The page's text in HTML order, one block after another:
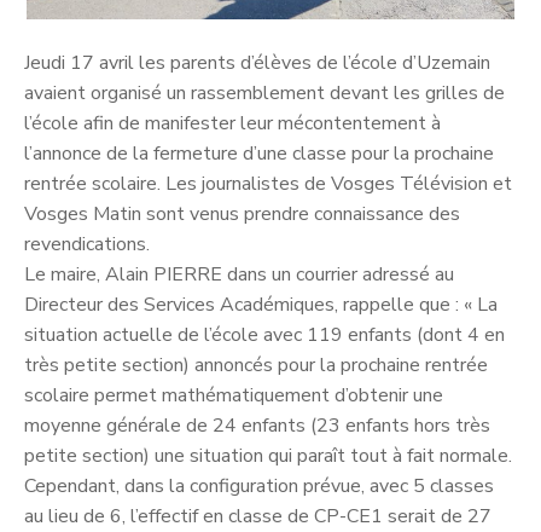
Jeudi 17 avril les parents d’élèves de l’école d’Uzemain
avaient organisé un rassemblement devant les grilles de
l’école afin de manifester leur mécontentement à
l’annonce de la fermeture d’une classe pour la prochaine
rentrée scolaire. Les journalistes de Vosges Télévision et
Vosges Matin sont venus prendre connaissance des
revendications.
Le maire, Alain PIERRE dans un courrier adressé au
Directeur des Services Académiques, rappelle que : « La
situation actuelle de l’école avec 119 enfants (dont 4 en
très petite section) annoncés pour la prochaine rentrée
scolaire permet mathématiquement d’obtenir une
moyenne générale de 24 enfants (23 enfants hors très
petite section) une situation qui paraît tout à fait normale.
Cependant, dans la configuration prévue, avec 5 classes
au lieu de 6, l’effectif en classe de CP-CE1 serait de 27